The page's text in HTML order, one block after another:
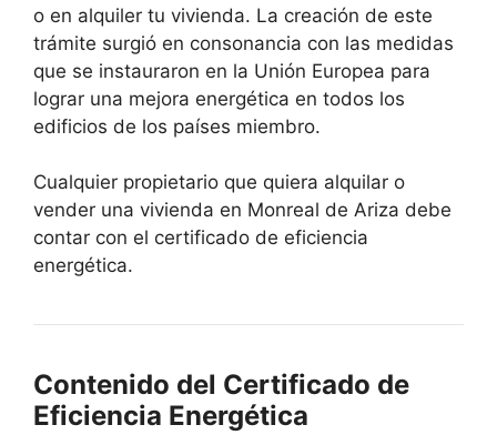
o en alquiler tu vivienda. La creación de este
trámite surgió en consonancia con las medidas
que se instauraron en la Unión Europea para
lograr una mejora energética en todos los
edificios de los países miembro.
Cualquier propietario que quiera alquilar o
vender una vivienda en Monreal de Ariza debe
contar con el certificado de eficiencia
energética.
Contenido del Certificado de
Eficiencia Energética